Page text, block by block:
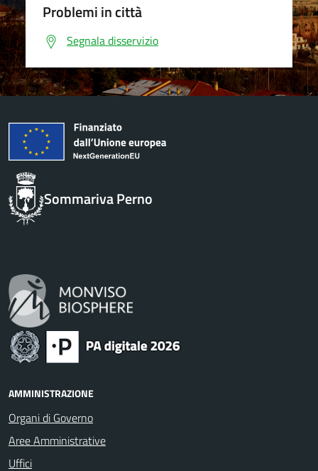
Problemi in città
Segnala disservizio
Sommariva Perno
AMMINISTRAZIONE
Organi di Governo
Aree Amministrative
Uffici